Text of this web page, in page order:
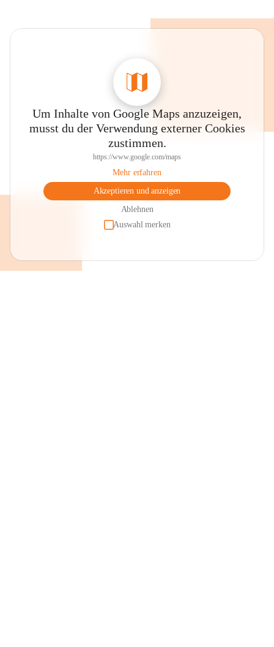
Um Inhalte von Google Maps anzuzeigen,
musst du der Verwendung externer Cookies
zustimmen.
https://www.google.com/maps
Mehr erfahren
Akzeptieren und anzeigen
Ablehnen
Auswahl merken